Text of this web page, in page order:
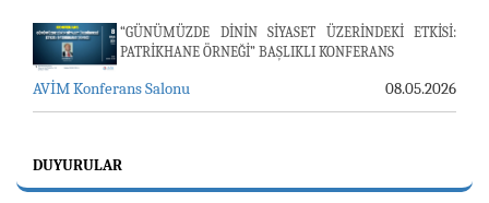
“GÜNÜMÜZDE DİNİN SİYASET ÜZERİNDEKİ ETKİSİ:
PATRİKHANE ÖRNEĞİ” BAŞLIKLI KONFERANS
AVİM Konferans Salonu 08.05.2026
DUYURULARBÜLTEN